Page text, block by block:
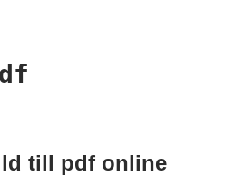
till pdf online